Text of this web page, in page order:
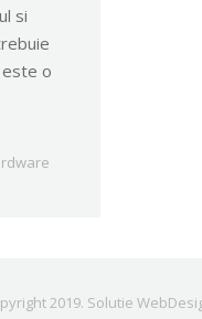
si
o
2019. Solutie